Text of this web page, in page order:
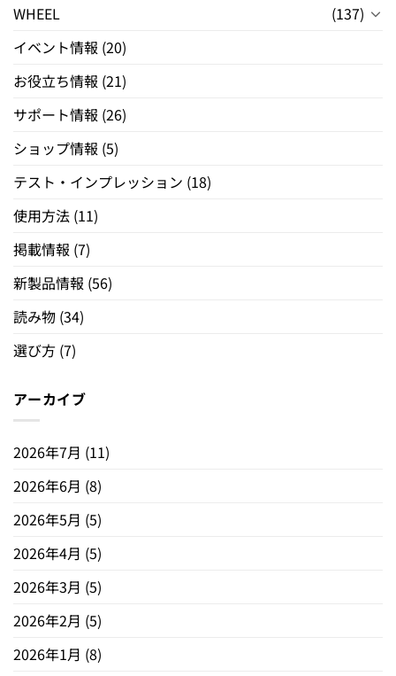
WHEEL
(137)
イベント情報 (20)
お役立ち情報 (21)
サポート情報 (26)
ショップ情報 (5)
テスト・インプレッション (18)
使用方法 (11)
掲載情報 (7)
新製品情報 (56)
読み物 (34)
選び方 (7)
アーカイブ
2026年7月 (11)
2026年6月 (8)
2026年5月 (5)
2026年4月 (5)
2026年3月 (5)
2026年2月 (5)
2026年1月 (8)